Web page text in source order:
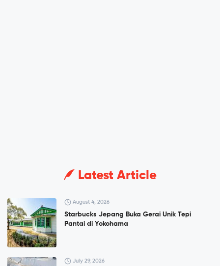
Latest Article
August 4, 2026
Starbucks Jepang Buka Gerai Unik Tepi
Pantai di Yokohama
July 29, 2026